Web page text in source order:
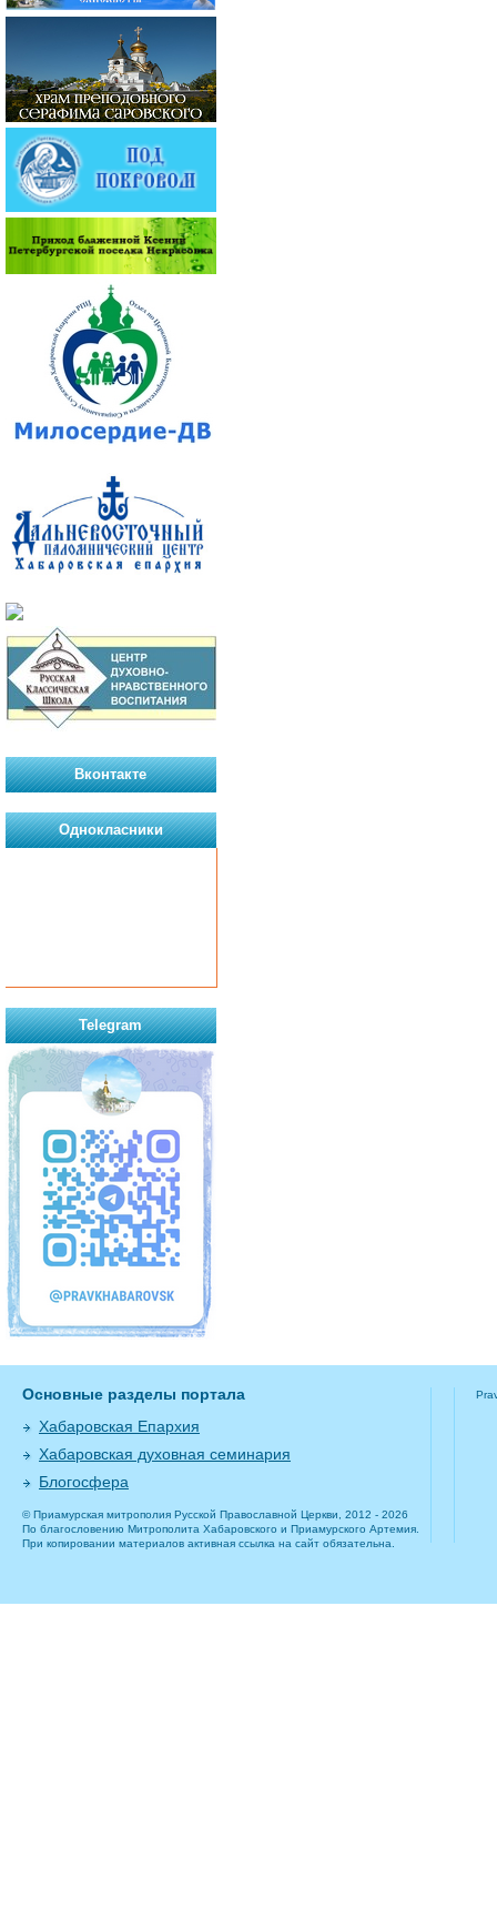
Вконтакте
Однокласники
Telegram
Основные разделы портала
Хабаровская Епархия
Хабаровская духовная семинария
Блогосфера
© Приамурская митрополия Русской Православной Церкви, 2012 - 2026
По благословению Митрополита Хабаровского и Приамурского Артемия.
При копировании материалов активная ссылка на сайт обязательна.